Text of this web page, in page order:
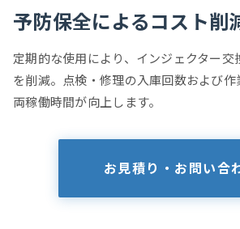
予防保全によるコスト削
定期的な使用により、インジェクター
を削減。点検・修理の入庫回数および
両稼働時間が向上します。
お見積り・お問い合